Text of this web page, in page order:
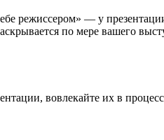
режиссером» — у
по мере вашего
вовлекайте их в